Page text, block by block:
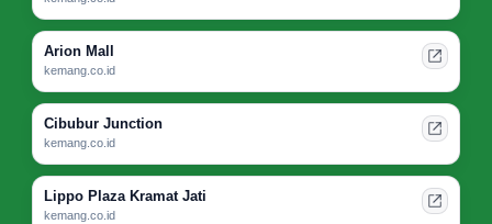
Arion Mall
kemang.co.id
Cibubur Junction
kemang.co.id
Lippo Plaza Kramat Jati
kemang.co.id